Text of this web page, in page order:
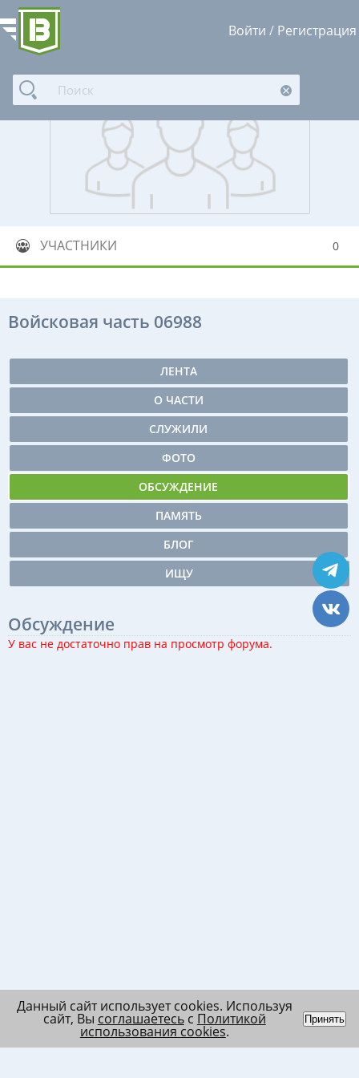
Войти / Регистрация
УЧАСТНИКИ 0
Войсковая часть 06988
ЛЕНТА
О ЧАСТИ
СЛУЖИЛИ
ФОТО
ОБСУЖДЕНИЕ
ПАМЯТЬ
БЛОГ
ИЩУ
Обсуждение
У вас не достаточно прав на просмотр форума.
Данный сайт использует cookies. Используя
сайт, Вы соглашаетесьс Политикой
использования cookies.
Принять